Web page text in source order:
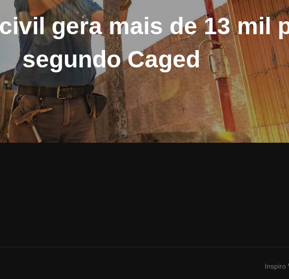
gera mais de 13 mil
segundo Caged
Inspiro